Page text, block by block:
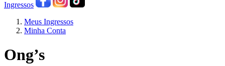
Ingressos
Meus Ingressos
Minha Conta
Ong’s